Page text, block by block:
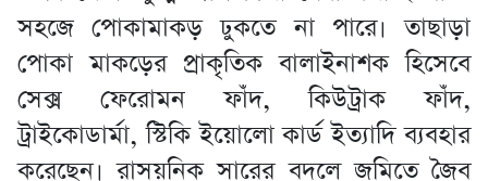
সহজে পোকামাকড় ঢুকতে না পারে। তাছাড়া
পোকা মাকড়ের প্রাকৃতিক বালাইনাশক হিসেবে
সেক্স ফেরোমন ফাঁদ, কিউট্রাক ফাঁদ,
ট্রাইকোডার্মা, স্টিকি ইয়োলো কার্ড ইত্যাদি ব্যবহার
করেছেন। রাসয়নিক সারের বদলে জমিতে জৈব